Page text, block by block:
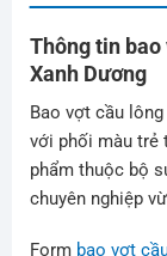
Thông tin bao
Xanh Dương
Bao vợt cầu lông
với phối màu trẻ
phẩm thuộc bộ
chuyên nghiệp
Form bao vợt